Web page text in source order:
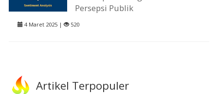
Persepsi Publik
4 Maret 2025 | 520
Artikel Terpopuler